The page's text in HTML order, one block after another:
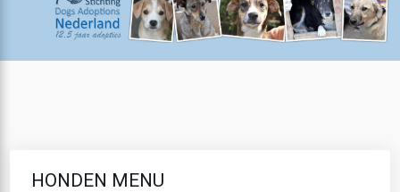
HONDEN MENU